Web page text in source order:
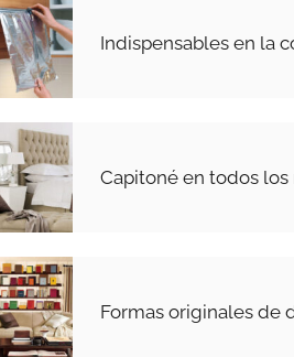
Indispensables en la
Capitoné en todos los
Formas originales de